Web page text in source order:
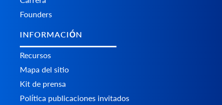
Founders
INFORMACIÓN
Recursos
Mapa del sitio
Kit de prensa
Política publicaciones invitados